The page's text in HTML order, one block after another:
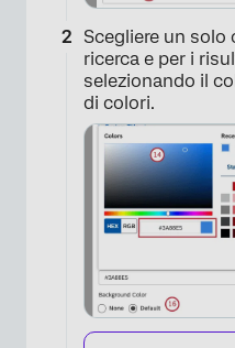
Scegliere un solo
ricerca e per i
selezionando il
di colori.